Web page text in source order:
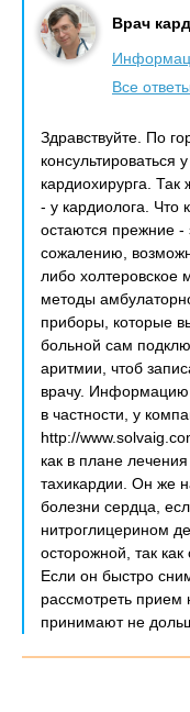
Врач
Все
Здравствуйте. По
консультироваться
кардиохирурга. Так
- у кардиолога. Что
остаются прежние -
сожалению,
либо холтеровское
методы
приборы, которые
больной сам
аритмии, чтоб
врачу. Информацию
в частности, у
http://
как в плане
тахикардии. Он же
болезни сердца,
нитроглицерином
осторожной, так
Если он быстро
рассмотреть прием
принимают не